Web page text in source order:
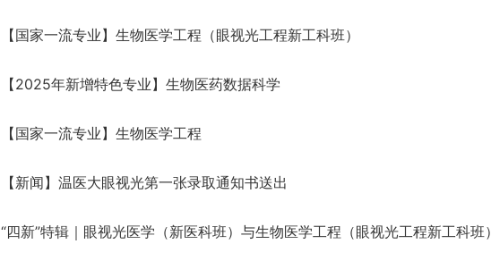
【国家一流专业】生物医学工程（眼视光工程新工科班）
【2025年新增特色专业】生物医药数据科学
【国家一流专业】生物医学工程
【新闻】温医大眼视光第一张录取通知书送出
“四新”特辑｜眼视光医学（新医科班）与生物医学工程（眼视光工程新工科班）